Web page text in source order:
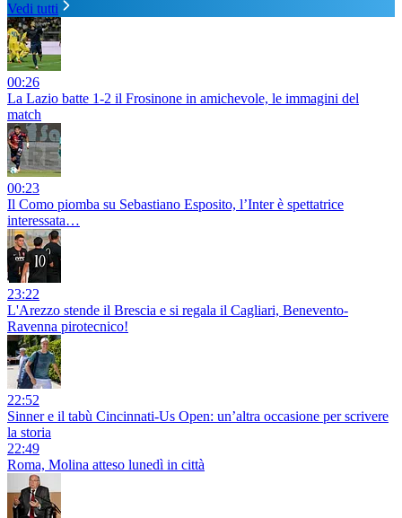
Vedi tutti
00:26
La Lazio batte 1-2 il Frosinone in amichevole, le immagini del
match
00:23
Il Como piomba su Sebastiano Esposito, l’Inter è spettatrice
interessata…
23:22
L'Arezzo stende il Brescia e si regala il Cagliari, Benevento-
Ravenna pirotecnico!
22:52
Sinner e il tabù Cincinnati-Us Open: un’altra occasione per scrivere
la storia
22:49
Roma, Molina atteso lunedì in città